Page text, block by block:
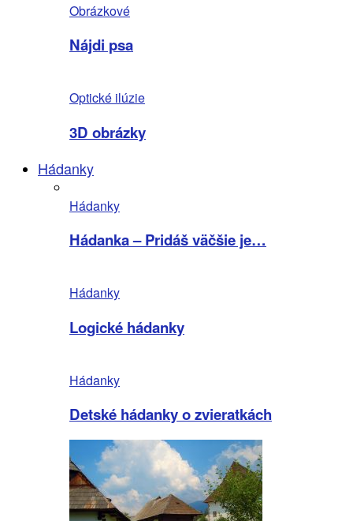
Obrázkové
Nájdi psa
Optické ilúzie
3D obrázky
Hádanky
Hádanky
Hádanka – Pridáš väčšie je…
Hádanky
Logické hádanky
Hádanky
Detské hádanky o zvieratkách